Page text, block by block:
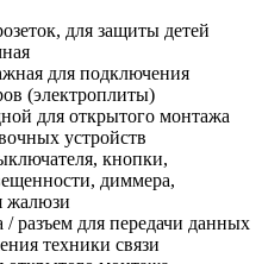
для защиты детей
для подключения
(электроплиты)
для открытого монтажа
устройств
кнопки,
диммера,
жалюзи
/ разъем для передачи данных
техники связи